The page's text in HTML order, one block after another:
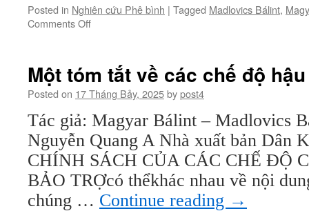
Posted in Nghiên cứu Phê bình | Tagged Madlovics Bálint,
Comments Offon
về
các
độ
hậu
cộng
sản
(kỳ
11)
Một tóm tắt về các chế độ
Posted on 17 Tháng Bảy, 2025bypost4
Tác giả: Magyar Bálint – Madlovics
Nguyễn Quang A Nhà xuất bản Dân
CHÍNH SÁCH CỦA CÁC CHẾ ĐỘ
BẢO TRỢcó thểkhác nhau về nội
chúng … Continue reading →